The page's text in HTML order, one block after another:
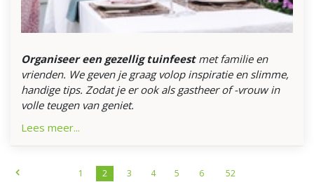
Organiseer een gezellig tuinfeestmet familie en
vrienden. We geven je graag volop inspiratie en slimme,
handige tips. Zodat je er ook als gastheer of -vrouw in
volle teugen van geniet.
Lees meer...
1 2 3 4 5 6 52